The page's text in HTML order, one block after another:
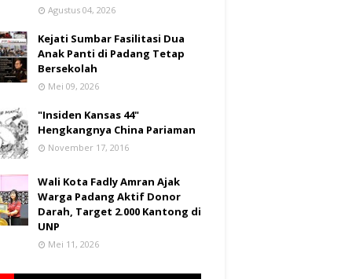
Agustus 04, 2026
Kejati Sumbar Fasilitasi Dua
Anak Panti di Padang Tetap
Bersekolah
Mei 09, 2026
"Insiden Kansas 44"
Hengkangnya China Pariaman
November 17, 2016
Wali Kota Fadly Amran Ajak
Warga Padang Aktif Donor
Darah, Target 2.000 Kantong di
UNP
Mei 11, 2026